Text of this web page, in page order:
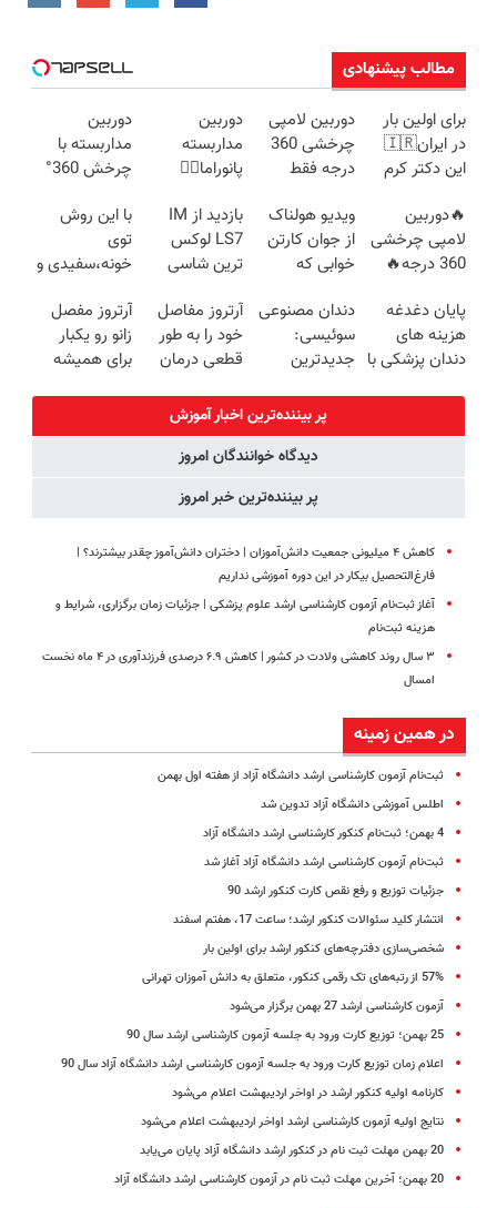
مطالب پیشنهادی
برای اولین بار
در ایران🇮🇷
این دکتر کرم
روزه ساخت!
دوربین لامپی
چرخشی 360
درجه فقط
🔥 پرداخت
درب منزل
دوربین
مداربسته
پانوراما👈🏻
360°و سازگار با
اندروید و ios
دوربین
مداربسته با
چرخش 360°
(ضمانت
تعویض +
پرداخت درب
🔥دوربین
لامپی چرخشی
360 درجه🔥
منزل + گارانتی
تعویض
ویدیو هولناک
از جوان کارتن
خوابی که
آموزش رایگان
بازدید از IM
LS7 لوکس
ترین شاسی
در باشگاه
انقلاب
با این روش
توی
خونه،سفیدی و
برگردون
(40%off)
پایان دغدغه
هزینه های
دندان پزشکی با
دندان مصنوعی
سوئیسی:
جدیدترین
سبک و مقاوم |
پرداخت قسطی
آرتروز مفاصل
خود را به طور
قطعی درمان
◗پرسش‌نامه◖
آرتروز مفصل
زانو رو یکبار
برای همیشه
پر بیننده‌ترین اخبار آموزش
دیدگاه خوانندگان امروز
پر بیننده‌ترین خبر امروز
کاهش ۴ میلیونی جمعیت دانش‌آموزان | دختران دانش‌آموز چقدر بیشترند؟ |
فارغ‌التحصیل بیکار در این دوره آموزشی نداریم
آغاز ثبت‌نام آزمون کارشناسی ارشد علوم پزشکی | جزئیات زمان برگزاری، شرایط و
هزینه ثبت‌نام
۳ سال روند کاهشی ولادت‌ در کشور | کاهش ۶.۹ درصدی فرزندآوری در ۴ ماه نخست
امسال
در همین زمینه
ثبت‌نام آزمون کارشناسی ارشد دانشگاه آزاد از هفته اول بهمن
اطلس آموزشی دانشگاه آزاد تدوین شد
4 بهمن؛ ثبت‌نام کنکور کارشناسی ارشد دانشگاه آزاد
ثبت‌نام آزمون کارشناسی ارشد دانشگاه آزاد آغاز ‌شد
جزئیات توزیع و رفع نقص کارت کنکور ارشد 90
انتشار کلید سئوالات کنکور ارشد؛ ساعت 17، هفتم اسفند
شخصی‌سازی دفترچه‌های کنکور ارشد برای اولین بار
57% از رتبه‌های تک رقمی کنکور، متعلق به دانش آموزان تهرانی
آزمون کارشناسی ارشد 27 بهمن برگزار می‌شود
25 بهمن؛ توزیع کارت ورود به جلسه آزمون کارشناسی ارشد سال 90
اعلام زمان توزیع کارت ورود به جلسه آزمون کارشناسی ارشد دانشگاه آزاد سال 90
کارنامه اولیه کنکور ارشد در اواخر اردیبهشت اعلام می‌شود
نتایج اولیه آزمون کارشناسی ارشد اواخر اردیبهشت اعلام می‌شود
20 بهمن مهلت ثبت نام در کنکور ارشد دانشگاه آزاد پایان می‌یابد
20 بهمن؛ آخرین مهلت ثبت نام در آزمون کارشناسی ارشد دانشگاه آزاد